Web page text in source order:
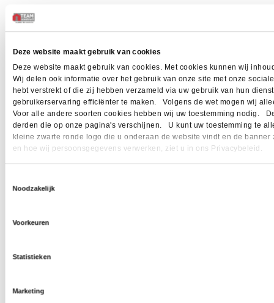
Deze website maakt gebruik van cookies
Deze website maakt gebruik van cookies. Met cookies kunnen wij
Wij delen ook informatie over het gebruik van onze site met onze
hebt verstrekt of die zij hebben verzameld via uw gebruik van hun
gebruikerservaring efficiënter te maken. Volgens de wet mogen wij
Voor alle andere soorten cookies hebben wij uw toestemming nodig.
derden die op onze pagina's verschijnen. U kunt uw toestemming te
kleine zwarte ronde logo die u onderaan de website vindt en de
en hoe wij persoonsgegevens verwerken, ziet u in ons Privacybeleid.
Noodzakelijk
Voorkeuren
Statistieken
Marketing